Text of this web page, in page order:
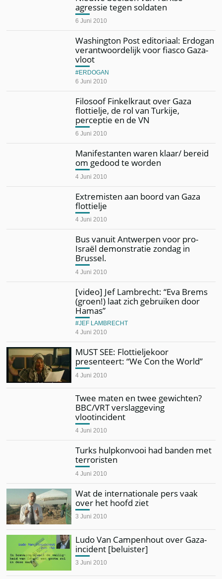
agressie tegen soldaten
6 Juni 2010
Washington Post editoriaal: Erdogan
verantwoordelijk voor fiasco Gaza-
vloot
6 Juni 2010
ERDOGAN
Filosoof Finkelkraut over Gaza
flottielje, de rol van Turkije,
perceptie en de VN
6 Juni 2010
Manifestanten waren klaar/ bereid
om gedood te worden
4 Juni 2010
Extremisten aan boord van Gaza
flottielje
4 Juni 2010
Bus vanuit Antwerpen voor pro-
Israël demonstratie zondag in
Brussel.
4 Juni 2010
[video] Jef Lambrecht: “Eva Brems
(groen!) laat zich gebruiken door
Hamas”
4 Juni 2010
JEF LAMBRECHT
MUST SEE: Flottieljekoor
presenteert: “We Con the World”
4 Juni 2010
Twee maten en twee gewichten?
BBC/VRT verslaggeving
vlootincident
4 Juni 2010
Turks hulpkonvooi had banden met
terroristen
4 Juni 2010
Wat de internationale pers vaak
over het hoofd ziet
3 Juni 2010
Ludo Van Campenhout over Gaza-
incident [beluister]
3 Juni 2010